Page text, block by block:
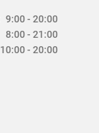
9:00 - 20:00
8:00 - 21:00
10:00 - 20:00